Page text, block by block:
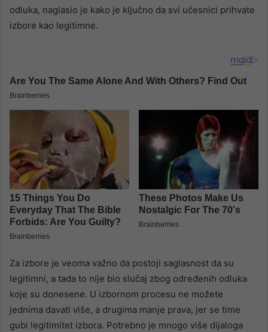
odluka, naglasio je kako je ključno da svi učesnici prihvate
izbore kao legitimne.
Za izbore je veoma važno da postoji saglasnost da su
legitimni, a tada to nije bio slučaj zbog određenih odluka
koje su donesene. U izbornom procesu ne možete
jednima davati više, a drugima manje prava, jer se time
gubi legitimitet izbora. Potrebno je mnogo više dijaloga